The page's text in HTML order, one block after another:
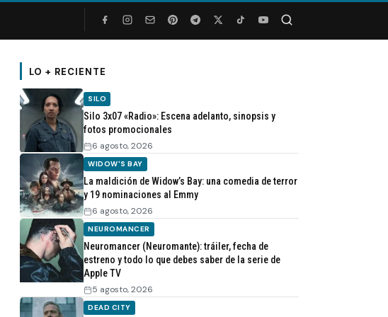
LO + RECIENTE
SILO
Silo 3x07 «Radio»: Escena adelanto, sinopsis y
fotos promocionales
6 agosto, 2026
WIDOW'S BAY
La maldición de Widow’s Bay: una comedia de terror
y 19 nominaciones al Emmy
6 agosto, 2026
NEUROMANCER
Neuromancer (Neuromante): tráiler, fecha de
estreno y todo lo que debes saber de la serie de
Apple TV
5 agosto, 2026
DEAD CITY